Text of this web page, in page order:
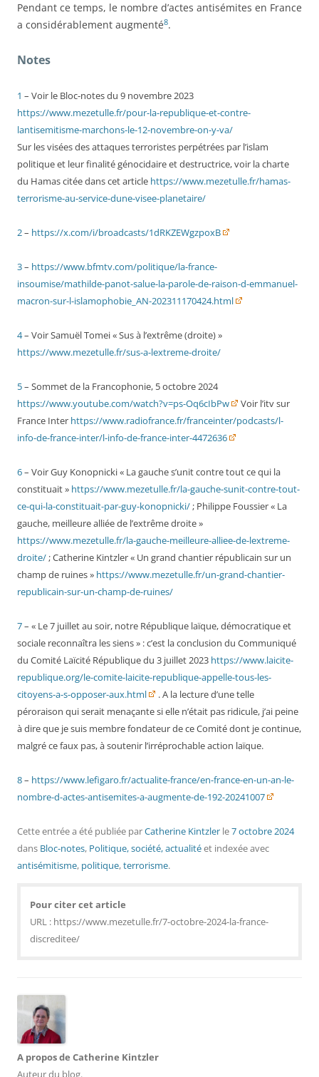
Pendant ce temps, le nombre d’actes antisémites en France
a considérablement augmenté8.
Notes
1 – Voir le Bloc-notes du 9 novembre 2023
https://www.mezetulle.fr/pour-la-republique-et-contre-
lantisemitisme-marchons-le-12-novembre-on-y-va/
Sur les visées des attaques terroristes perpétrées par l’islam
politique et leur finalité génocidaire et destructrice, voir la charte
du Hamas citée dans cet article https://www.mezetulle.fr/hamas-
terrorisme-au-service-dune-visee-planetaire/
2– https://x.com/i/broadcasts/1dRKZEWgzpoxB
3– https://www.bfmtv.com/politique/la-france-
insoumise/mathilde-panot-salue-la-parole-de-raison-d-emmanuel-
macron-sur-l-islamophobie_AN-202311170424.html
4– Voir Samuël Tomei « Sus à l’extrême (droite) »
https://www.mezetulle.fr/sus-a-lextreme-droite/
5– Sommet de la Francophonie, 5 octobre 2024
https://www.youtube.com/watch?v=ps-Oq6cIbPw
Voir l’itv sur
France Inter https://www.radiofrance.fr/franceinter/podcasts/l-
info-de-france-inter/l-info-de-france-inter-4472636
6– Voir Guy Konopnicki « La gauche s’unit contre tout ce qui la
constituait » https://www.mezetulle.fr/la-gauche-sunit-contre-tout-
ce-qui-la-constituait-par-guy-konopnicki/; Philippe Foussier « La
gauche, meilleure alliée de l’extrême droite »
https://www.mezetulle.fr/la-gauche-meilleure-alliee-de-lextreme-
droite/; Catherine Kintzler « Un grand chantier républicain sur un
champ de ruines » https://www.mezetulle.fr/un-grand-chantier-
republicain-sur-un-champ-de-ruines/
7– « Le 7 juillet au soir, notre République laïque, démocratique et
sociale reconnaîtra les siens » : c’est la conclusion du Communiqué
du Comité Laïcité République du 3 juillet 2023 https://www.laicite-
republique.org/le-comite-laicite-republique-appelle-tous-les-
citoyens-a-s-opposer-aux.html
. A la lecture d’une telle
péroraison qui serait menaçante si elle n’était pas ridicule, j’ai peine
à dire que je suis membre fondateur de ce Comité dont je continue,
malgré ce faux pas, à soutenir l’irréprochable action laïque.
8– https://www.lefigaro.fr/actualite-france/en-france-en-un-an-le-
nombre-d-actes-antisemites-a-augmente-de-192-20241007
Cette entrée a été publiée parCatherine Kintzler le7 octobre 2024
dans Bloc-notes, Politique, société, actualitéet indexée avec
antisémitisme, politique,terrorisme.
Pour citer cet article
URL : https://www.mezetulle.fr/7-octobre-2024-la-france-
discreditee/
A propos de Catherine Kintzler
Auteur du blog.